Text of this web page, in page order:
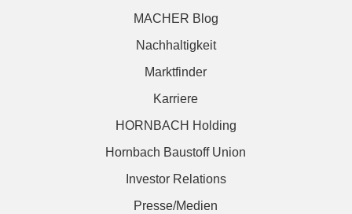
MACHER Blog
Nachhaltigkeit
Marktfinder
Karriere
HORNBACH Holding
Hornbach Baustoff Union
Investor Relations
Presse/Medien